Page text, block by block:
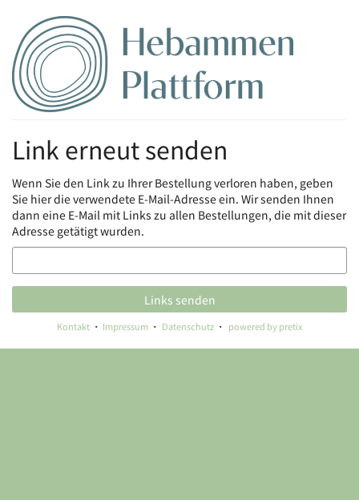
Haupt-
Inhalt
springen
Link erneut senden
Wenn Sie den Link zu Ihrer Bestellung verloren haben, geben
Sie hier die verwendete E-Mail-Adresse ein. Wir senden Ihnen
dann eine E-Mail mit Links zu allen Bestellungen, die mit dieser
Adresse getätigt wurden.
E-
Mail
Links senden
Kontakt Impressum Datenschutz powered by pretix